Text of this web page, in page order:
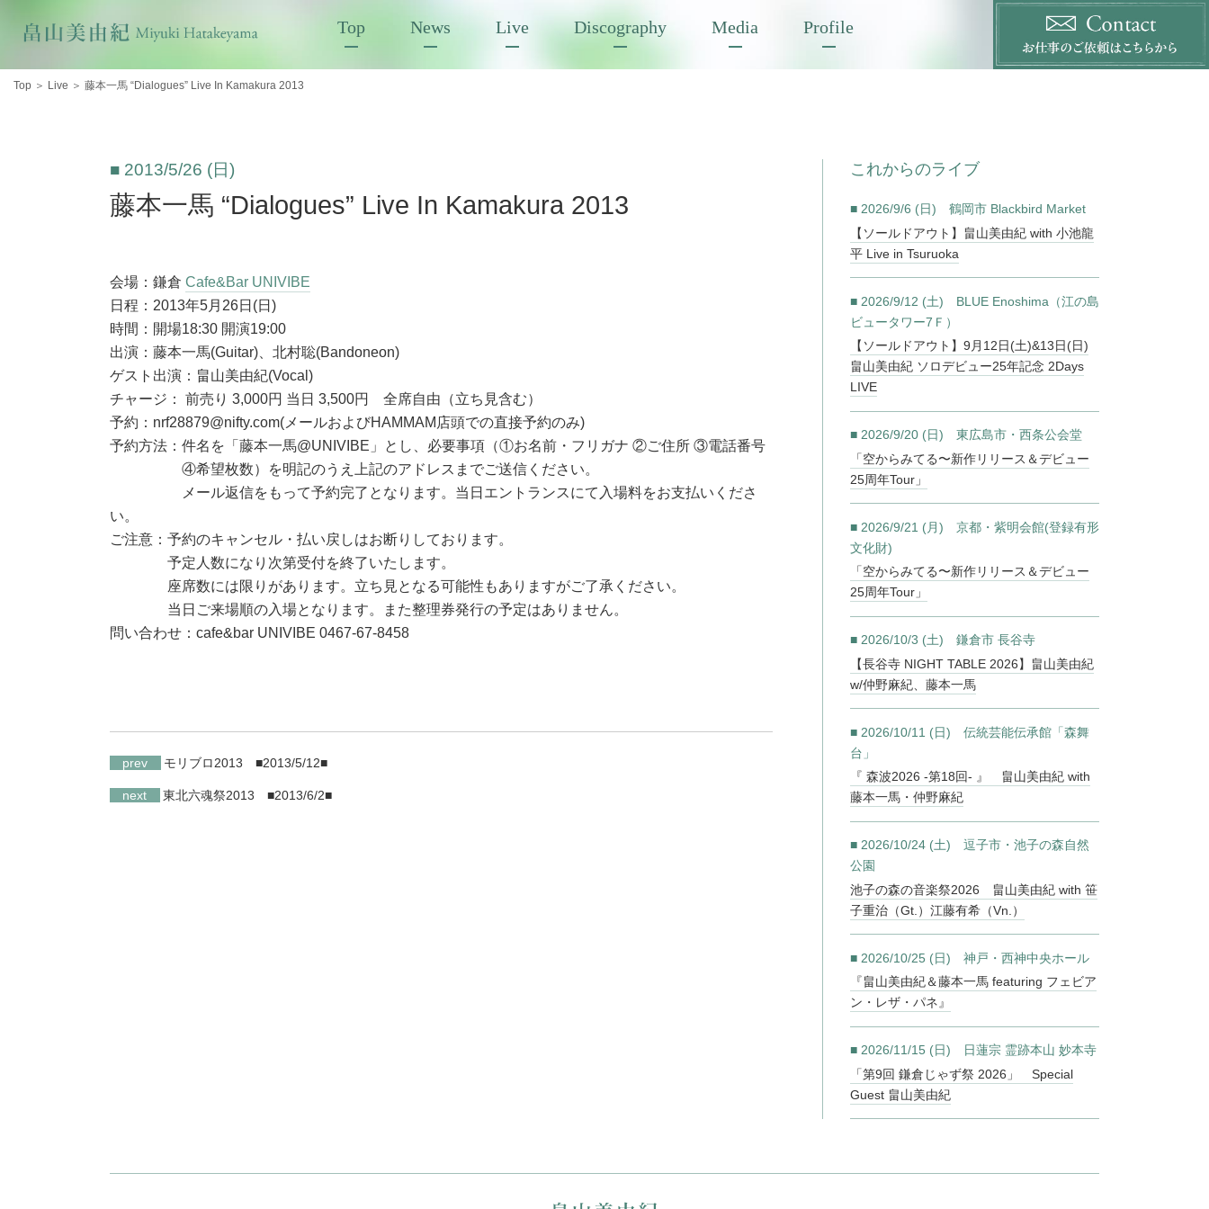
Top News Live Discography Media Profile
Top ＞ Live ＞ 藤本一馬 “Dialogues” Live In Kamakura 2013
■ 2013/5/26 (日)
藤本一馬 “Dialogues” Live In Kamakura 2013
会場：鎌倉 Cafe&Bar UNIVIBE
日程：2013年5月26日(日)
時間：開場18:30 開演19:00
出演：藤本一馬(Guitar)、北村聡(Bandoneon)
ゲスト出演：畠山美由紀(Vocal)
チャージ： 前売り 3,000円 当日 3,500円 全席自由（立ち見含む）
予約：nrf28879@nifty.com(メールおよびHAMMAM店頭での直接予約のみ)
予約方法：件名を「藤本一馬@UNIVIBE」とし、必要事項（①お名前・フリガナ ②ご住所 ③電話番号
④希望枚数）を明記のうえ上記のアドレスまでご送信ください。
メール返信をもって予約完了となります。当日エントランスにて入場料をお支払いくださ
い。
ご注意：予約のキャンセル・払い戻しはお断りしております。
予定人数になり次第受付を終了いたします。
座席数には限りがあります。立ち見となる可能性もありますがご了承ください。
当日ご来場順の入場となります。また整理券発行の予定はありません。
問い合わせ：cafe&bar UNIVIBE 0467-67-8458
prev モリブロ2013 ■2013/5/12■
next 東北六魂祭2013 ■2013/6/2■
これからのライブ
■ 2026/9/6 (日) 鶴岡市 Blackbird Market
【ソールドアウト】畠山美由紀 with 小池龍
平 Live in Tsuruoka
■ 2026/9/12 (土) BLUE Enoshima（江の島
ビュータワー7Ｆ）
【ソールドアウト】9月12日(土)&13日(日)
畠山美由紀 ソロデビュー25年記念 2Days
LIVE
■ 2026/9/20 (日) 東広島市・西条公会堂
「空からみてる〜新作リリース＆デビュー
25周年Tour」
■ 2026/9/21 (月) 京都・紫明会館(登録有形
文化財)
「空からみてる〜新作リリース＆デビュー
25周年Tour」
■ 2026/10/3 (土) 鎌倉市 長谷寺
【長谷寺 NIGHT TABLE 2026】畠山美由紀
w/仲野麻紀、藤本一馬
■ 2026/10/11 (日) 伝統芸能伝承館「森舞
台」
『 森波2026 -第18回- 』 畠山美由紀 with
藤本一馬・仲野麻紀
■ 2026/10/24 (土) 逗子市・池子の森自然
公園
池子の森の音楽祭2026 畠山美由紀 with 笹
子重治（Gt.）江藤有希（Vn.）
■ 2026/10/25 (日) 神戸・西神中央ホール
『畠山美由紀＆藤本一馬 featuring フェビア
ン・レザ・パネ』
■ 2026/11/15 (日) 日蓮宗 霊跡本山 妙本寺
「第9回 鎌倉じゃず祭 2026」 Special
Guest 畠山美由紀